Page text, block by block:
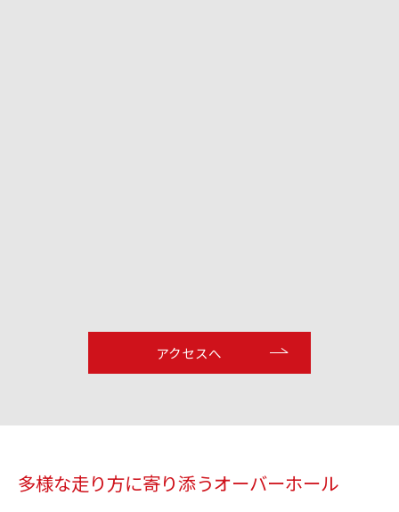
アクセスへ
多様な走り方に寄り添うオーバーホール